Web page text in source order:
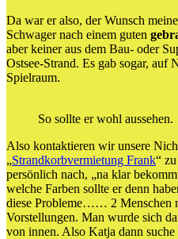
Da war er also, der Wunsch
Schwager nach einem guten
aber keiner aus dem Bau- oder
Ostsee-Strand. Es gab sogar, auf
Spielraum.
So sollte er wohl aussehen.
Also kontaktieren wir unsere
„Strandkorbvermietung Frank“
persönlich nach, „na klar
welche Farben sollte er denn
diese Probleme…… 2 Menschen
Vorstellungen. Man wurde sich
von innen. Also Katja dann suche